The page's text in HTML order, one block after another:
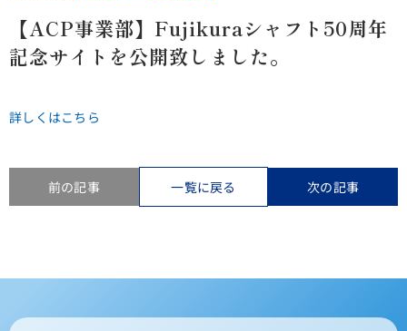
【ACP事業部】Fujikuraシャフト50周年
記念サイトを公開致しました。
詳しくはこちら
前の記事 一覧に戻る 次の記事